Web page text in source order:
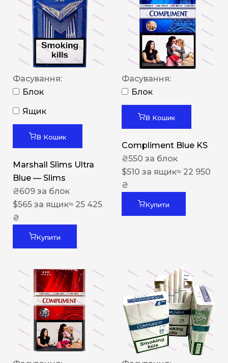
Фасування:
Блок
Ящик
В Кошик
Marshall Slims Ultra
Blue — Slims
₴609 за блок
$565 за ящик≈ 25 425
₴
Купити
Фасування:
Блок
В Кошик
Compliment Blue KS
₴550 за блок
$510 за ящик≈ 22 950
₴
Купити